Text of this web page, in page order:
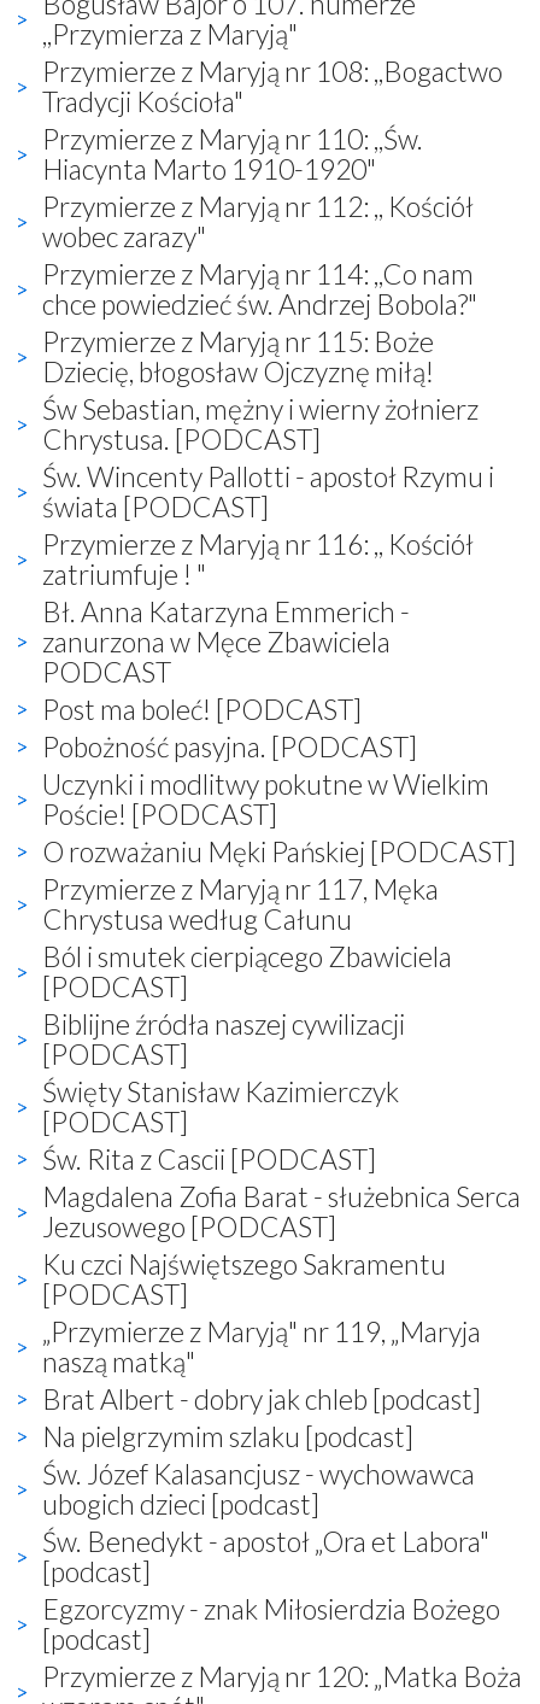
,,Przymierza z Maryją"
Przymierze z Maryją nr 108: ,,Bogactwo
Tradycji Kościoła"
Przymierze z Maryją nr 110: ,,Św.
Hiacynta Marto 1910-1920"
Przymierze z Maryją nr 112: ,, Kościół
wobec zarazy"
Przymierze z Maryją nr 114: ,,Co nam
chce powiedzieć św. Andrzej Bobola?"
Przymierze z Maryją nr 115: Boże
Dziecię, błogosław Ojczyznę miłą!
Św Sebastian, mężny i wierny żołnierz
Chrystusa. [PODCAST]
Św. Wincenty Pallotti - apostoł Rzymu i
świata [PODCAST]
Przymierze z Maryją nr 116: ,, Kościół
zatriumfuje ! "
Bł. Anna Katarzyna Emmerich -
zanurzona w Męce Zbawiciela
PODCAST
Post ma boleć! [PODCAST]
Pobożność pasyjna. [PODCAST]
Uczynki i modlitwy pokutne w Wielkim
Poście! [PODCAST]
O rozważaniu Męki Pańskiej [PODCAST]
Przymierze z Maryją nr 117, Męka
Chrystusa według Całunu
Ból i smutek cierpiącego Zbawiciela
[PODCAST]
Biblijne źródła naszej cywilizacji
[PODCAST]
Święty Stanisław Kazimierczyk
[PODCAST]
Św. Rita z Cascii [PODCAST]
Magdalena Zofia Barat - służebnica Serca
Jezusowego [PODCAST]
Ku czci Najświętszego Sakramentu
[PODCAST]
„Przymierze z Maryją" nr 119, „Maryja
naszą matką"
Brat Albert - dobry jak chleb [podcast]
Na pielgrzymim szlaku [podcast]
Św. Józef Kalasancjusz - wychowawca
ubogich dzieci [podcast]
Św. Benedykt - apostoł „Ora et Labora"
[podcast]
Egzorcyzmy - znak Miłosierdzia Bożego
[podcast]
Przymierze z Maryją nr 120: „Matka Boża